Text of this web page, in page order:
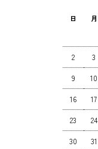
日 月
2 3
9 10
16 17
23 24
30 31